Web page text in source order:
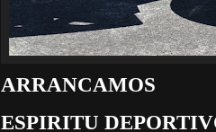
ARRANCAMOS
ESPIRITU